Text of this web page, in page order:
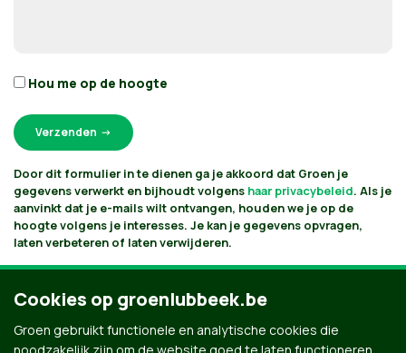
Hou me op de hoogte
Door dit formulier in te dienen ga je akkoord dat Groen je
gegevens verwerkt en bijhoudt volgens haar privacybeleid. Als je
aanvinkt dat je e-mails wilt ontvangen, houden we je op de
hoogte volgens je interesses. Je kan je gegevens opvragen,
laten verbeteren of laten verwijderen.
Cookies op groenlubbeek.be
Groen gebruikt functionele en analytische cookies die